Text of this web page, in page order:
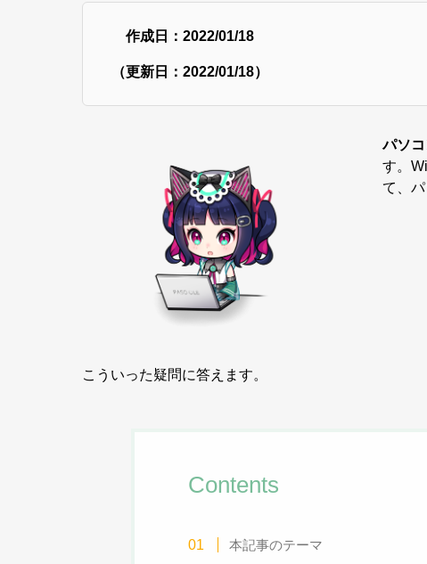
作成日：2022/01/18
（更新日：2022/01/18）
パソ
す。
て、
こういった疑問に答えます。
Contents
本記事のテーマ